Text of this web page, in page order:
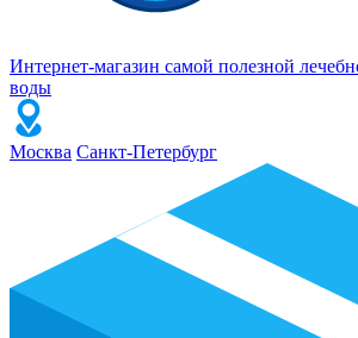
Интернет-магазин самой полезной
воды
Москва Санкт-Петербург